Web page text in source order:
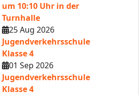
um 10:10 Uhr in der
Turnhalle
25 Aug 2026
Jugendverkehrsschule
Klasse 4
01 Sep 2026
Jugendverkehrsschule
Klasse 4